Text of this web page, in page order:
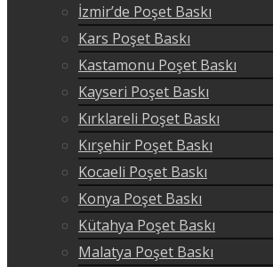
İzmir’de Poşet Baskı
Kars Poşet Baskı
Kastamonu Poşet Baskı
Kayseri Poşet Baskı
Kırklareli Poşet Baskı
Kırşehir Poşet Baskı
Kocaeli Poşet Baskı
Konya Poşet Baskı
Kütahya Poşet Baskı
Malatya Poşet Baskı